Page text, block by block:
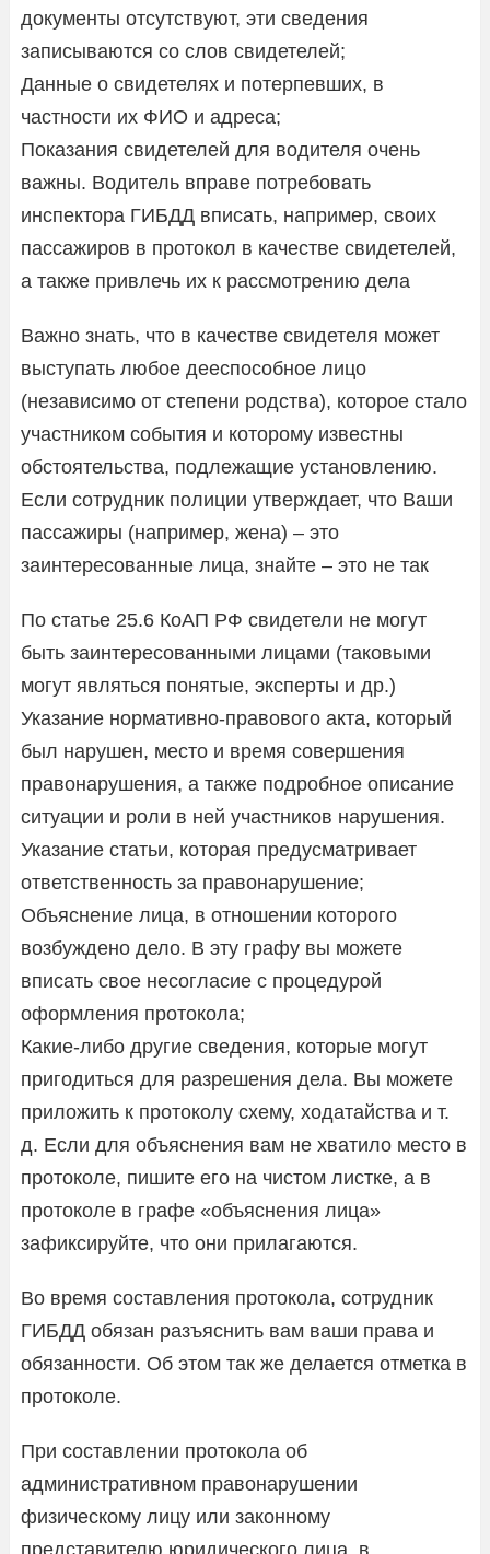
документы отсутствуют, эти сведения
записываются со слов свидетелей;
Данные о свидетелях и потерпевших, в
частности их ФИО и адреса;
Показания свидетелей для водителя очень
важны. Водитель вправе потребовать
инспектора ГИБДД вписать, например, своих
пассажиров в протокол в качестве свидетелей,
а также привлечь их к рассмотрению дела
Важно знать, что в качестве свидетеля может
выступать любое дееспособное лицо
(независимо от степени родства), которое стало
участником события и которому известны
обстоятельства, подлежащие установлению.
Если сотрудник полиции утверждает, что Ваши
пассажиры (например, жена) – это
заинтересованные лица, знайте – это не так
По статье 25.6 КоАП РФ свидетели не могут
быть заинтересованными лицами (таковыми
могут являться понятые, эксперты и др.)
Указание нормативно-правового акта, который
был нарушен, место и время совершения
правонарушения, а также подробное описание
ситуации и роли в ней участников нарушения.
Указание статьи, которая предусматривает
ответственность за правонарушение;
Объяснение лица, в отношении которого
возбуждено дело. В эту графу вы можете
вписать свое несогласие с процедурой
оформления протокола;
Какие-либо другие сведения, которые могут
пригодиться для разрешения дела. Вы можете
приложить к протоколу схему, ходатайства и т.
д. Если для объяснения вам не хватило место в
протоколе, пишите его на чистом листке, а в
протоколе в графе «объяснения лица»
зафиксируйте, что они прилагаются.
Во время составления протокола, сотрудник
ГИБДД обязан разъяснить вам ваши права и
обязанности. Об этом так же делается отметка в
протоколе.
При составлении протокола об
административном правонарушении
физическому лицу или законному
представителю юридического лица, в